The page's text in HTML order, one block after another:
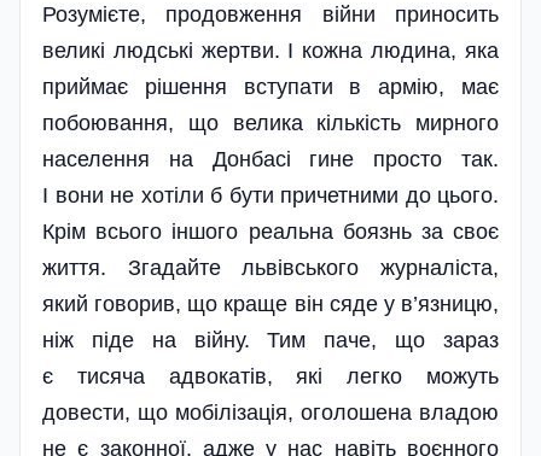
Розумієте, продовження війни приносить
великі людські жертви. І кожна людина, яка
приймає рішення вступати в армію, має
побоювання, що велика кількість мирного
населення на Донбасі гине просто так.
І вони не хотіли б бути причетними до цього.
Крім всього іншого реальна боязнь за своє
життя. Згадайте львівського журналіста,
який говорив, що краще він сяде у в’язницю,
ніж піде на війну. Тим паче, що зараз
є тисяча адвокатів, які легко можуть
довести, що мобілізація, оголошена владою
не є законної, адже у нас навіть воєнного